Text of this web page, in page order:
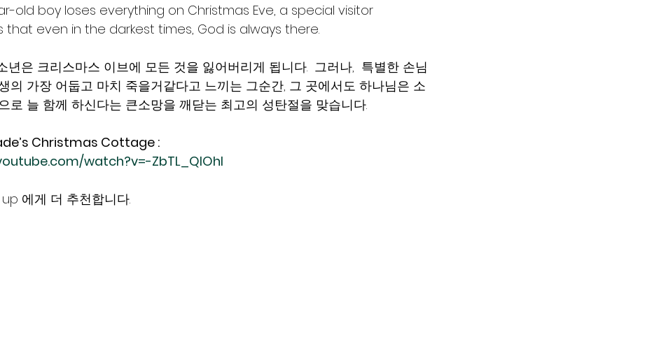
old boy loses everything on Christmas Eve, a special visitor
even in the darkest times, God is always there.
년은 크리스마스 이브에 모든 것을 잃어버리게 됩니다.  그러나,  특별한 손님
의 가장 어둡고 마치 죽을거같다고 느끼는 그순간, 그 곳에서도 하나님은 소
로 늘 함께 하신다는 큰소망을 깨닫는 최고의 성탄절을 맞습니다.
Christmas Cottage :
watch?v=-ZbTL_QIOhI
에게 더 추천합니다.